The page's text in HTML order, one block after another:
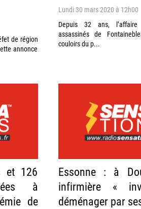
de région
annonce
Lundi 30 mars 2020 à 12h00
Depuis 32 ans,
assassinés de
couloirs du p...
et 126
à
de
Essonne : à
infirmière «
déménager par